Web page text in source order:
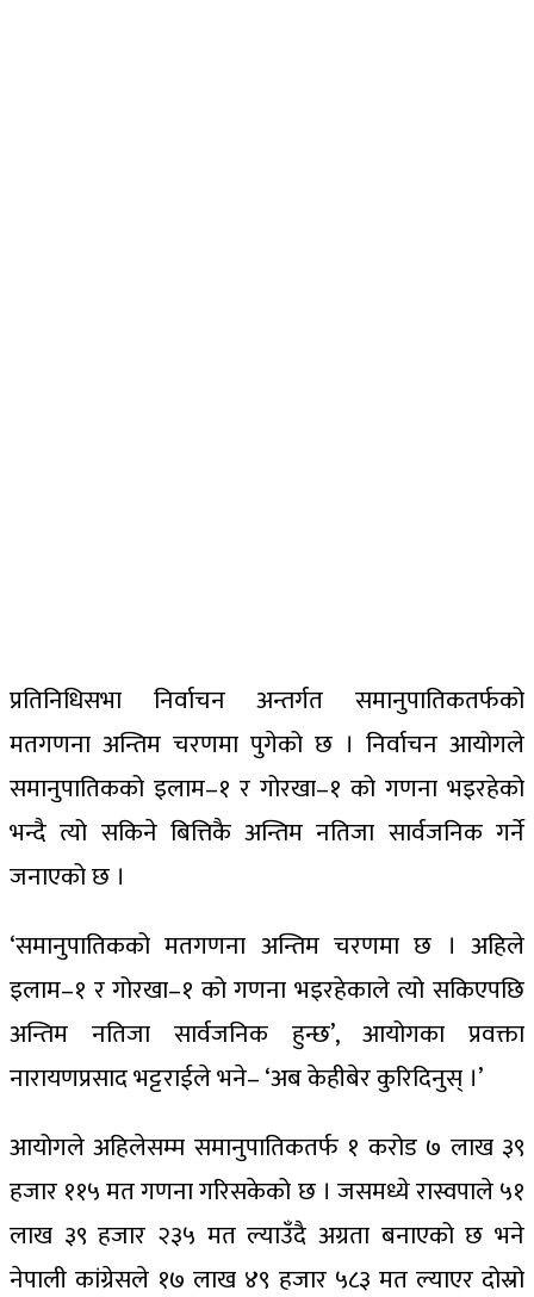
प्रतिनिधिसभा निर्वाचन अन्तर्गत समानुपातिकतर्फको
मतगणना अन्तिम चरणमा पुगेको छ । निर्वाचन आयोगले
समानुपातिकको इलाम–१ र गोरखा–१ को गणना भइरहेको
भन्दै त्यो सकिने बित्तिकै अन्तिम नतिजा सार्वजनिक गर्ने
जनाएको छ ।
‘समानुपातिकको मतगणना अन्तिम चरणमा छ । अहिले
इलाम–१ र गोरखा–१ को गणना भइरहेकाले त्यो सकिएपछि
अन्तिम नतिजा सार्वजनिक हुन्छ’, आयोगका प्रवक्ता
नारायणप्रसाद भट्टराईले भने– ‘अब केहीबेर कुरिदिनुस् ।’
आयोगले अहिलेसम्म समानुपातिकतर्फ १ करोड ७ लाख ३९
हजार ११५ मत गणना गरिसकेको छ । जसमध्ये रास्वपाले ५१
लाख ३९ हजार २३५ मत ल्याउँदै अग्रता बनाएको छ भने
नेपाली कांग्रेसले १७ लाख ४९ हजार ५८३ मत ल्याएर दोस्रो